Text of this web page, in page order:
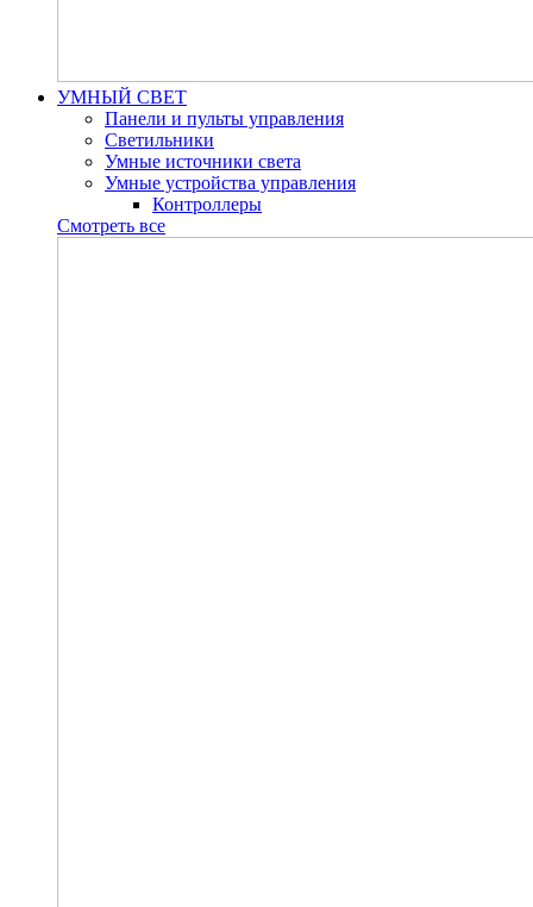
УМНЫЙ СВЕТ
Панели и пульты управления
Светильники
Умные источники света
Умные устройства управления
Контроллеры
Смотреть все